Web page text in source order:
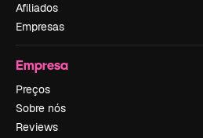
Afiliados
Empresas
Empresa
Preços
Sobre nós
Reviews